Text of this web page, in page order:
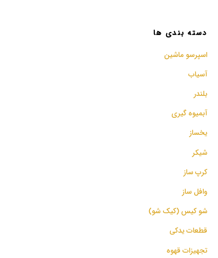
دسته بندی ها
اسپرسو‌ ماشین
آسیاب
بلندر
آبمیوه گیری
یخساز
شیکر
کرپ ساز
وافل ساز
شو کیس (کیک شو)
قطعات یدکی
تجهیزات قهوه